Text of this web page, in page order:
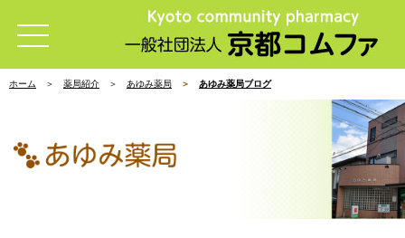
ホーム 薬局紹介 あゆみ薬局 あゆみ薬局ブログ